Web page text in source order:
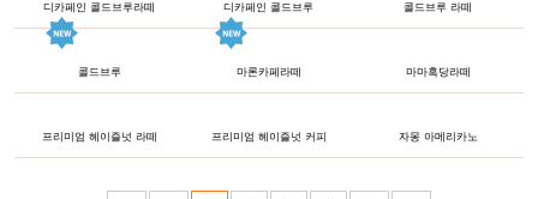
디카페인 콜드브루라떼 디카페인 콜드브루 콜드브루 라떼
콜드브루 마론카페라떼 마마흑당라떼
프리미엄 헤이즐넛 라떼 프리미엄 헤이즐넛 커피 자몽 아메리카노